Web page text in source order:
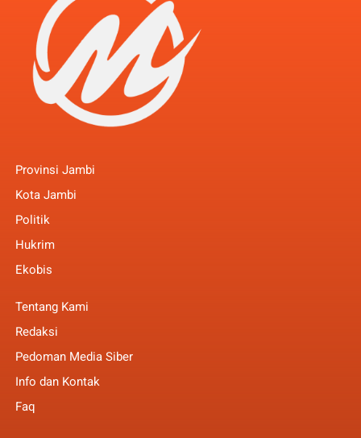
Provinsi Jambi
Kota Jambi
Politik
Hukrim
Ekobis
Tentang Kami
Redaksi
Pedoman Media Siber
Info dan Kontak
Faq